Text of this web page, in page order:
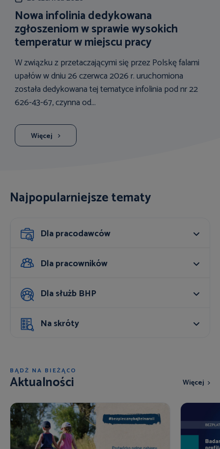
Nowa infolinia dedykowana
zgłoszeniom w sprawie wysokich
temperatur w miejscu pracy
W związku z przetaczającymi się przez Polskę falami
upałów w dniu 26 czerwca 2026 r. uruchomiona
została dedykowana tej tematyce infolinia pod nr 22
626-43-67, czynna od...
Więcej
Najpopularniejsze tematy
Dla pracodawców
Dla pracowników
Dla służb BHP
Na skróty
BĄDŹ NA BIEŻĄCO
Aktualności Więcej